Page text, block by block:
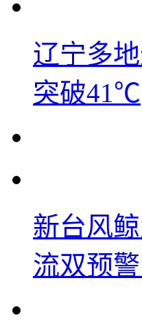
辽宁多
突破41℃
新台风
流双预警